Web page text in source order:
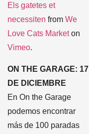
Els gatetes et
necessiten from We
Love Cats Marketon
Vimeo.
ON THE GARAGE: 17
DE DICIEMBRE
En On the Garage
podemos encontrar
más de 100 paradas